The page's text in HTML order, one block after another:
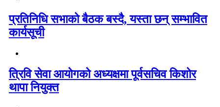
प्रतिनिधि सभाको बैठक बस्दै, यस्ता छन् सम्भावित
कार्यसूची
त्रिवि सेवा आयोगको अध्यक्षमा पूर्वसचिव किशोर
थापा नियुक्त